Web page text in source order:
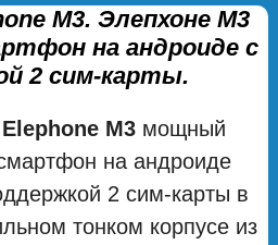
M3. Элепхоне М3
на андроиде с
2 сим-карты.
Elephone M3мощный
на андроиде
2 сим-карты в
тонком корпусе из